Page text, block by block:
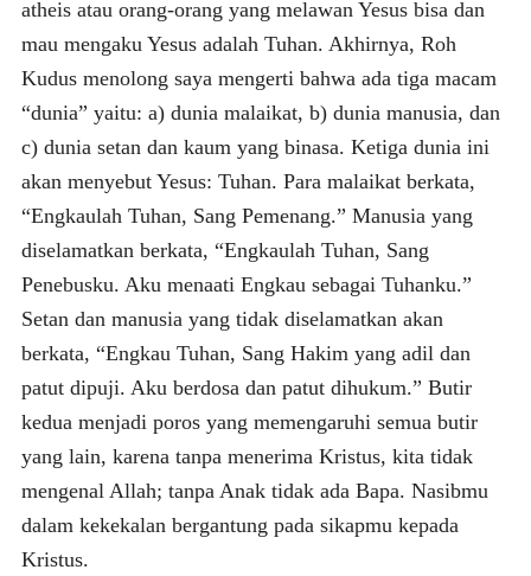
atheis atau orang-orang yang melawan Yesus bisa dan
mau mengaku Yesus adalah Tuhan. Akhirnya, Roh
Kudus menolong saya mengerti bahwa ada tiga macam
“dunia” yaitu: a) dunia malaikat, b) dunia manusia, dan
c) dunia setan dan kaum yang binasa. Ketiga dunia ini
akan menyebut Yesus: Tuhan. Para malaikat berkata,
“Engkaulah Tuhan, Sang Pemenang.” Manusia yang
diselamatkan berkata, “Engkaulah Tuhan, Sang
Penebusku. Aku menaati Engkau sebagai Tuhanku.”
Setan dan manusia yang tidak diselamatkan akan
berkata, “Engkau Tuhan, Sang Hakim yang adil dan
patut dipuji. Aku berdosa dan patut dihukum.” Butir
kedua menjadi poros yang memengaruhi semua butir
yang lain, karena tanpa menerima Kristus, kita tidak
mengenal Allah; tanpa Anak tidak ada Bapa. Nasibmu
dalam kekekalan bergantung pada sikapmu kepada
Kristus.